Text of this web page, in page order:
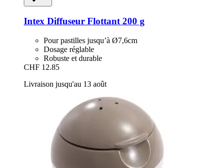
Intex Diffuseur Flottant 200 g
Pour pastilles jusqu’à Ø7,6cm
Dosage réglable
Robuste et durable
CHF 12.85
Livraison jusqu'au 13 août